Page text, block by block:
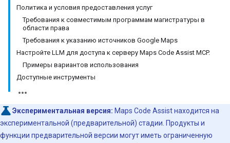
Политика и условия предоставления услуг
Требования к совместимым программам магистратуры в
области права
Требования к указанию источников Google Maps
Настройте LLM для доступа к серверу Maps Code Assist MCP.
Примеры вариантов использования
Доступные инструменты
Экспериментальная версия: Maps Code Assist находится на
экспериментальной (предварительной) стадии. Продукты и
функции предварительной версии могут иметь ограниченную